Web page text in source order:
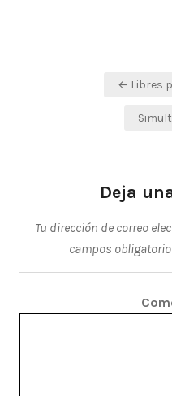
Navegación← Libres
Deja
Tu dirección de correo
campos